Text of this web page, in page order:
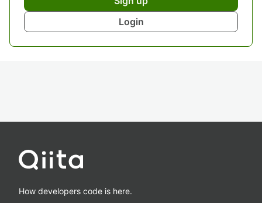
Login
How developers code is here.